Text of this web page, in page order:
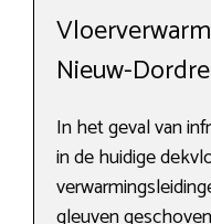
Nieuw-
In het geval van
in de huidige